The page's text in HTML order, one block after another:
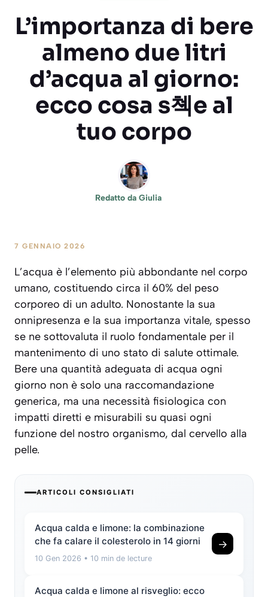
L’importanza di bere
almeno due litri
d’acqua al giorno:
ecco cosa s쳭e al
tuo corpo
Redatto da Giulia
7 GENNAIO 2026
L’acqua è l’elemento più abbondante nel corpo
umano, costituendo circa il 60% del peso
corporeo di un adulto. Nonostante la sua
onnipresenza e la sua importanza vitale, spesso
se ne sottovaluta il ruolo fondamentale per il
mantenimento di uno stato di salute ottimale.
Bere una quantità adeguata di acqua ogni
giorno non è solo una raccomandazione
generica, ma una necessità fisiologica con
impatti diretti e misurabili su quasi ogni
funzione del nostro organismo, dal cervello alla
pelle.
ARTICOLI CONSIGLIATI
Acqua calda e limone: la combinazione
che fa calare il colesterolo in 14 giorni
10 Gen 2026 • 10 min de lecture
→
Acqua calda e limone al risveglio: ecco